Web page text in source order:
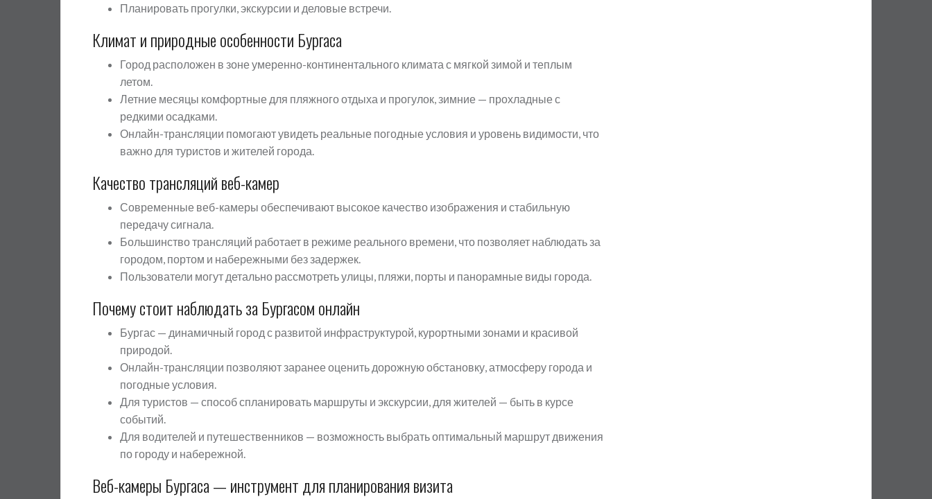
Планировать прогулки, экскурсии и деловые встречи.
Климат и природные особенности Бургаса
Город расположен в зоне умеренно-континентального климата с мягкой зимой и теплым
летом.
Летние месяцы комфортные для пляжного отдыха и прогулок, зимние — прохладные с
редкими осадками.
Онлайн-трансляции помогают увидеть реальные погодные условия и уровень видимости, что
важно для туристов и жителей города.
Качество трансляций веб-камер
Современные веб-камеры обеспечивают высокое качество изображения и стабильную
передачу сигнала.
Большинство трансляций работает в режиме реального времени, что позволяет наблюдать за
городом, портом и набережными без задержек.
Пользователи могут детально рассмотреть улицы, пляжи, порты и панорамные виды города.
Почему стоит наблюдать за Бургасом онлайн
Бургас — динамичный город с развитой инфраструктурой, курортными зонами и красивой
природой.
Онлайн-трансляции позволяют заранее оценить дорожную обстановку, атмосферу города и
погодные условия.
Для туристов — способ спланировать маршруты и экскурсии, для жителей — быть в курсе
событий.
Для водителей и путешественников — возможность выбрать оптимальный маршрут движения
по городу и набережной.
Веб-камеры Бургаса — инструмент для планирования визита